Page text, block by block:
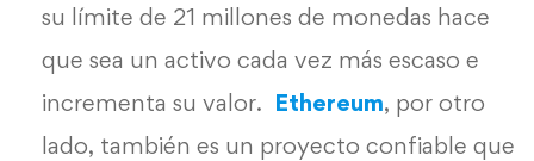
su límite de 21 millones de monedas hace
que sea un activo cada vez más escaso e
incrementa su valor. Ethereum, por otro
lado, también es un proyecto confiable que